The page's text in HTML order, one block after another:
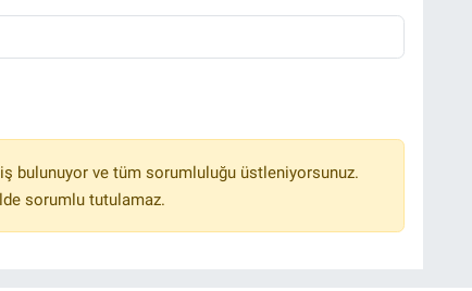
bulunuyor ve tüm sorumluluğu üstleniyorsunuz.
sorumlu tutulamaz.